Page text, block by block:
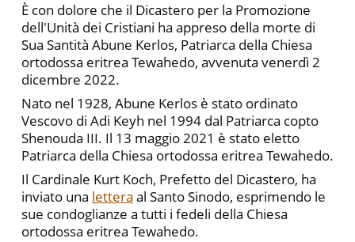
È con dolore che il Dicastero per la Promozione
dell'Unità dei Cristiani ha appreso della morte di
Sua Santità Abune Kerlos, Patriarca della Chiesa
ortodossa eritrea Tewahedo, avvenuta venerdì 2
dicembre 2022.
Nato nel 1928, Abune Kerlos è stato ordinato
Vescovo di Adi Keyh nel 1994 dal Patriarca copto
Shenouda III. Il 13 maggio 2021 è stato eletto
Patriarca della Chiesa ortodossa eritrea Tewahedo.
Il Cardinale Kurt Koch, Prefetto del Dicastero, ha
inviato una lettera al Santo Sinodo, esprimendo le
sue condoglianze a tutti i fedeli della Chiesa
ortodossa eritrea Tewahedo.